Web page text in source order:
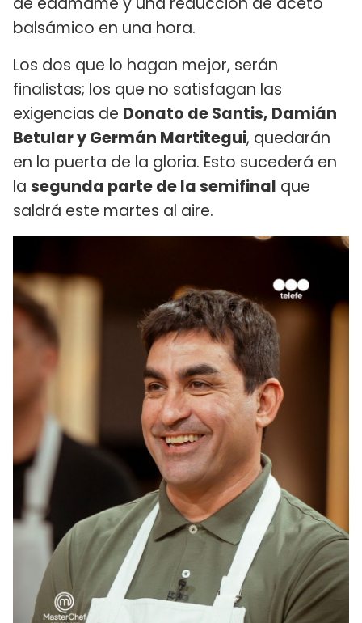
balsámico en una hora.
Los dos que lo hagan mejor, serán
finalistas; los que no satisfagan las
exigencias de Donato de Santis, Damián
Betular y Germán Martitegui, quedarán
en la puerta de la gloria. Esto sucederá en
la segunda parte de la semifinal que
saldrá este martes al aire.